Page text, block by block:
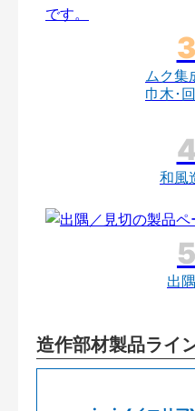
ムク集
巾木･
和風
出
造作部材製品ライ